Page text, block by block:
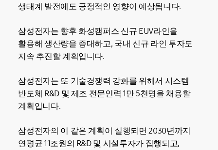
생태계 발전에도 긍정적인 영향이 예상됩니다.
삼성전자는 향후 화성캠퍼스 신규 EUV라인을
활용해 생산량을 증대하고, 국내 신규 라인 투자도
지속 추진할 계획입니다.
삼성전자는 또 기술경쟁력 강화를 위해서 시스템
반도체 R&D 및 제조 전문인력 1만 5천명을 채용할
계획입니다.
삼성전자의 이 같은 계획이 실행되면 2030년까지
연평균 11조원의 R&D 및 시설투자가 집행되고,